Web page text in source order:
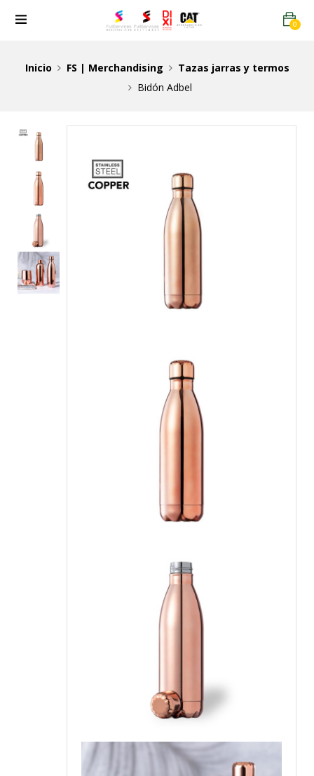
0
Inicio FS | Merchandising
Tazas jarras y termos
Bidón Adbel